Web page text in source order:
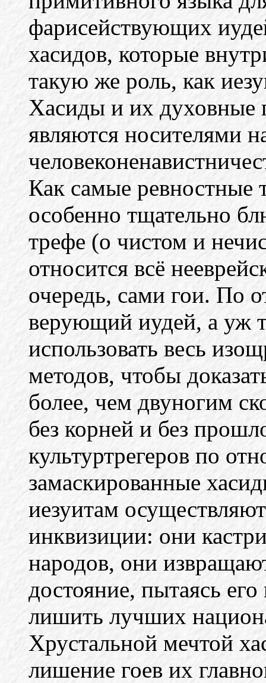
фарисействующих
хасидов, которые
такую же роль, как
Хасиды и их духовные
являются носителями
Как самые ревностные
особенно тщательно
трефе (о чистом и
относится всё
очередь, сами гои. По
верующий иудей, а уж
использовать весь
методов, чтобы
более, чем двуногим
без корней и без
культуртрегеров по
замаскированные
иезуитам
инквизиции: они
народов, они
достояние, пытаясь
лишить лучших
Хрустальной мечтой
лишение гоев их